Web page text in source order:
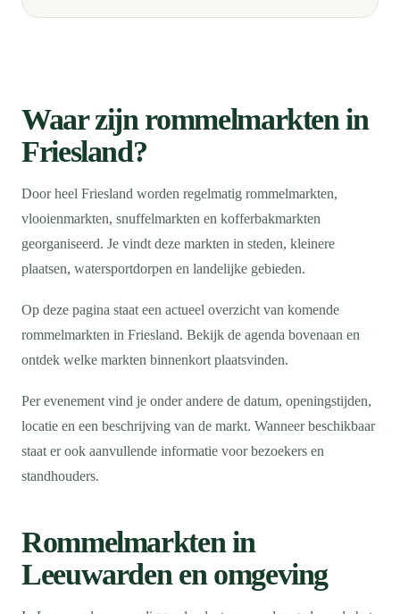
Waar zijn rommelmarkten in
Friesland?
Door heel Friesland worden regelmatig rommelmarkten,
vlooienmarkten, snuffelmarkten en kofferbakmarkten
georganiseerd. Je vindt deze markten in steden, kleinere
plaatsen, watersportdorpen en landelijke gebieden.
Op deze pagina staat een actueel overzicht van komende
rommelmarkten in Friesland. Bekijk de agenda bovenaan en
ontdek welke markten binnenkort plaatsvinden.
Per evenement vind je onder andere de datum, openingstijden,
locatie en een beschrijving van de markt. Wanneer beschikbaar
staat er ook aanvullende informatie voor bezoekers en
standhouders.
Rommelmarkten in
Leeuwarden en omgeving